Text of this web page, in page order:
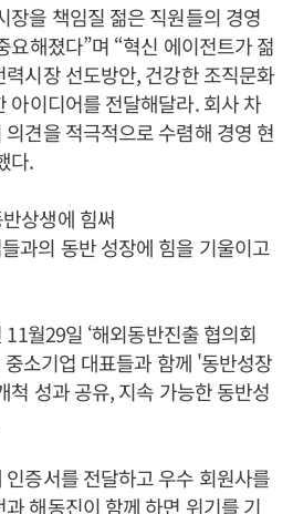
장을 책임질 젊은 직원들의 경영
요해졌다”며 “혁신 에이전트가 젊
시장 선도방안, 건강한 조직문화
아이디어를 전달해달라. 회사 차
견을 적극적으로 수렴해 경영 현
다.
상생에 힘써
과의 동반 성장에 힘을 기울이고
월29일 ‘해외동반진출 협의회
중소기업 대표들과 함께 '동반성장
척 성과 공유, 지속 가능한 동반성
증서를 전달하고 우수 회원사를
해동진이 함께 하면 위기를 기